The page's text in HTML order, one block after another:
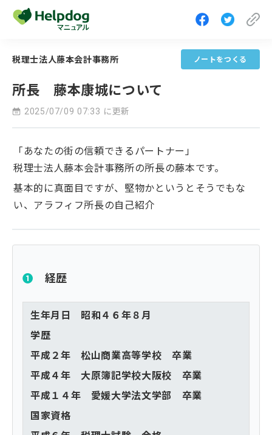
税理士法人藤本会計事務所 ノートをつくる
所長 藤本康城について
2025/07/09 07:33 に更新
「あなたの街の信頼できるパートナー」
税理士法人藤本会計事務所の所長の藤本です。
基本的に真面目ですが、堅物かというとそうでもな
い、アラフィフ所長の自己紹介
❶ 経歴
生年月日 昭和４６年８月
学歴
平成２年 松山商業高等学校 卒業
平成４年 大原簿記学校大阪校 卒業
平成１４年 愛媛大学法文学部 卒業
国家資格